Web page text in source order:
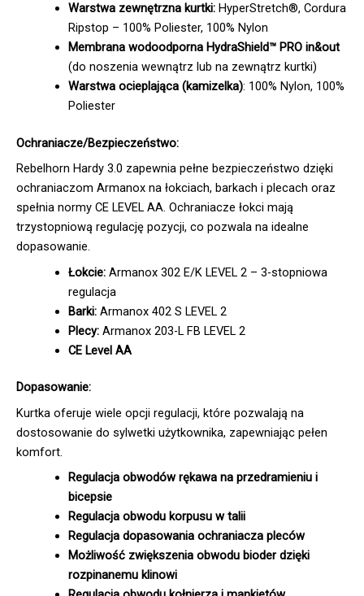
Warstwa zewnętrzna kurtki:HyperStretch®, Cordura
Ripstop – 100% Poliester, 100% Nylon
Membrana wodoodporna HydraShield™ PRO in&out
(do noszenia wewnątrz lub na zewnątrz kurtki)
Warstwa ocieplająca (kamizelka): 100% Nylon, 100%
Poliester
Ochraniacze/Bezpieczeństwo:
Rebelhorn Hardy 3.0 zapewnia pełne bezpieczeństwo dzięki
ochraniaczom Armanox na łokciach, barkach i plecach oraz
spełnia normy CE LEVEL AA. Ochraniacze łokci mają
trzystopniową regulację pozycji, co pozwala na idealne
dopasowanie.
Łokcie:Armanox 302 E/K LEVEL 2 – 3-stopniowa
regulacja
Barki:Armanox 402 S LEVEL 2
Plecy:Armanox 203-L FB LEVEL 2
CE Level AA
Dopasowanie:
Kurtka oferuje wiele opcji regulacji, które pozwalają na
dostosowanie do sylwetki użytkownika, zapewniając pełen
komfort.
Regulacja obwodów rękawa na przedramieniu i
bicepsie
Regulacja obwodu korpusu w talii
Regulacja dopasowania ochraniacza pleców
Możliwość zwiększenia obwodu bioder dzięki
rozpinanemu klinowi